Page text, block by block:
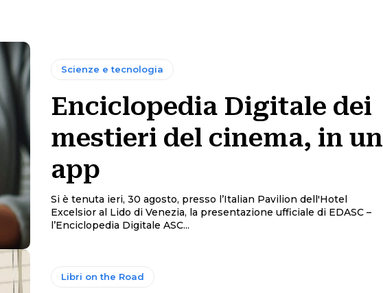
Scienze e tecnologia
Enciclopedia Digitale dei
mestieri del cinema, in un
app
Si è tenuta ieri, 30 agosto, presso l’Italian Pavilion dell'Hotel
Excelsior al Lido di Venezia, la presentazione ufficiale di EDASC –
l’Enciclopedia Digitale ASC...
Libri on the Road